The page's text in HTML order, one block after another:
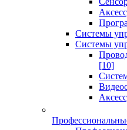
Системы
Системы
[10]